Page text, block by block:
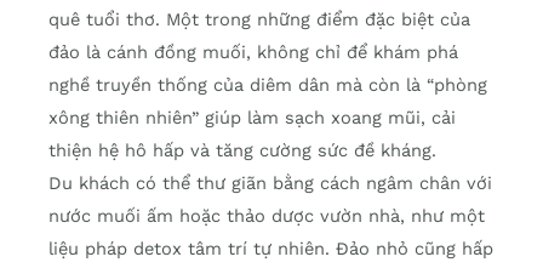
quê tuổi thơ. Một trong những điểm đặc biệt của
đảo là cánh đồng muối, không chỉ để khám phá
nghề truyền thống của diêm dân mà còn là “phòng
xông thiên nhiên” giúp làm sạch xoang mũi, cải
thiện hệ hô hấp và tăng cường sức đề kháng.
Du khách có thể thư giãn bằng cách ngâm chân với
nước muối ấm hoặc thảo dược vườn nhà, như một
liệu pháp detox tâm trí tự nhiên. Đảo nhỏ cũng hấp